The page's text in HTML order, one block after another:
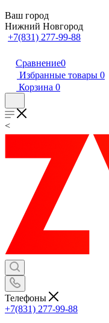
Ваш город
Нижний Новгород
+7(831) 277-99-88
Сравнение0
Избранные товары 0
Корзина 0
<
Телефоны
+7(831) 277-99-88